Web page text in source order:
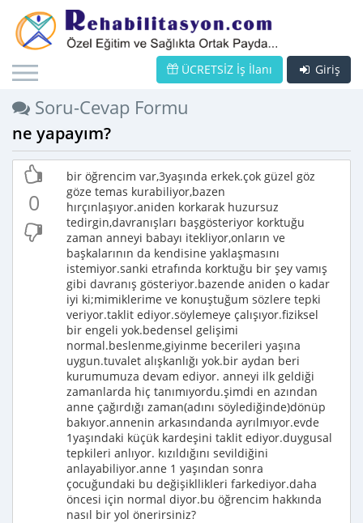
Giriş
ÜCRETSİZ İş İlanı
Soru-Cevap Formu
ne yapayım?
0
bir öğrencim var,3yaşında erkek.çok güzel göz
göze temas kurabiliyor,bazen
hırçınlaşıyor.aniden korkarak huzursuz
tedirgin,davranışları başgösteriyor korktuğu
zaman anneyi babayı itekliyor,onların ve
başkalarının da kendisine yaklaşmasını
istemiyor.sanki etrafında korktuğu bir şey vamış
gibi davranış gösteriyor.bazende aniden o kadar
iyi ki;mimiklerime ve konuştuğum sözlere tepki
veriyor.taklit ediyor.söylemeye çalışıyor.fiziksel
bir engeli yok.bedensel gelişimi
normal.beslenme,giyinme becerileri yaşına
uygun.tuvalet alışkanlığı yok.bir aydan beri
kurumumuza devam ediyor. anneyi ilk geldiği
zamanlarda hiç tanımıyordu.şimdi en azından
anne çağırdığı zaman(adını söylediğinde)dönüp
bakıyor.annenin arkasındanda ayrılmıyor.evde
1yaşındaki küçük kardeşini taklit ediyor.duygusal
tepkileri anlıyor. kızıldığını sevildiğini
anlayabiliyor.anne 1 yaşından sonra
çocuğundaki bu değişikllikleri farkediyor.daha
öncesi için normal diyor.bu öğrencim hakkında
nasıl bir yol önerirsiniz?